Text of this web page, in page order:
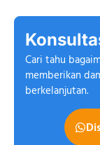
Cari tahu
memberikan
berkelanjutan.